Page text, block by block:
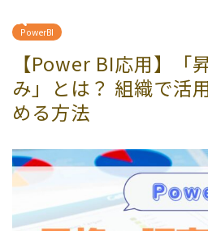
PowerBI
【Power BI応用】「
み」とは？ 組織で活
める方法